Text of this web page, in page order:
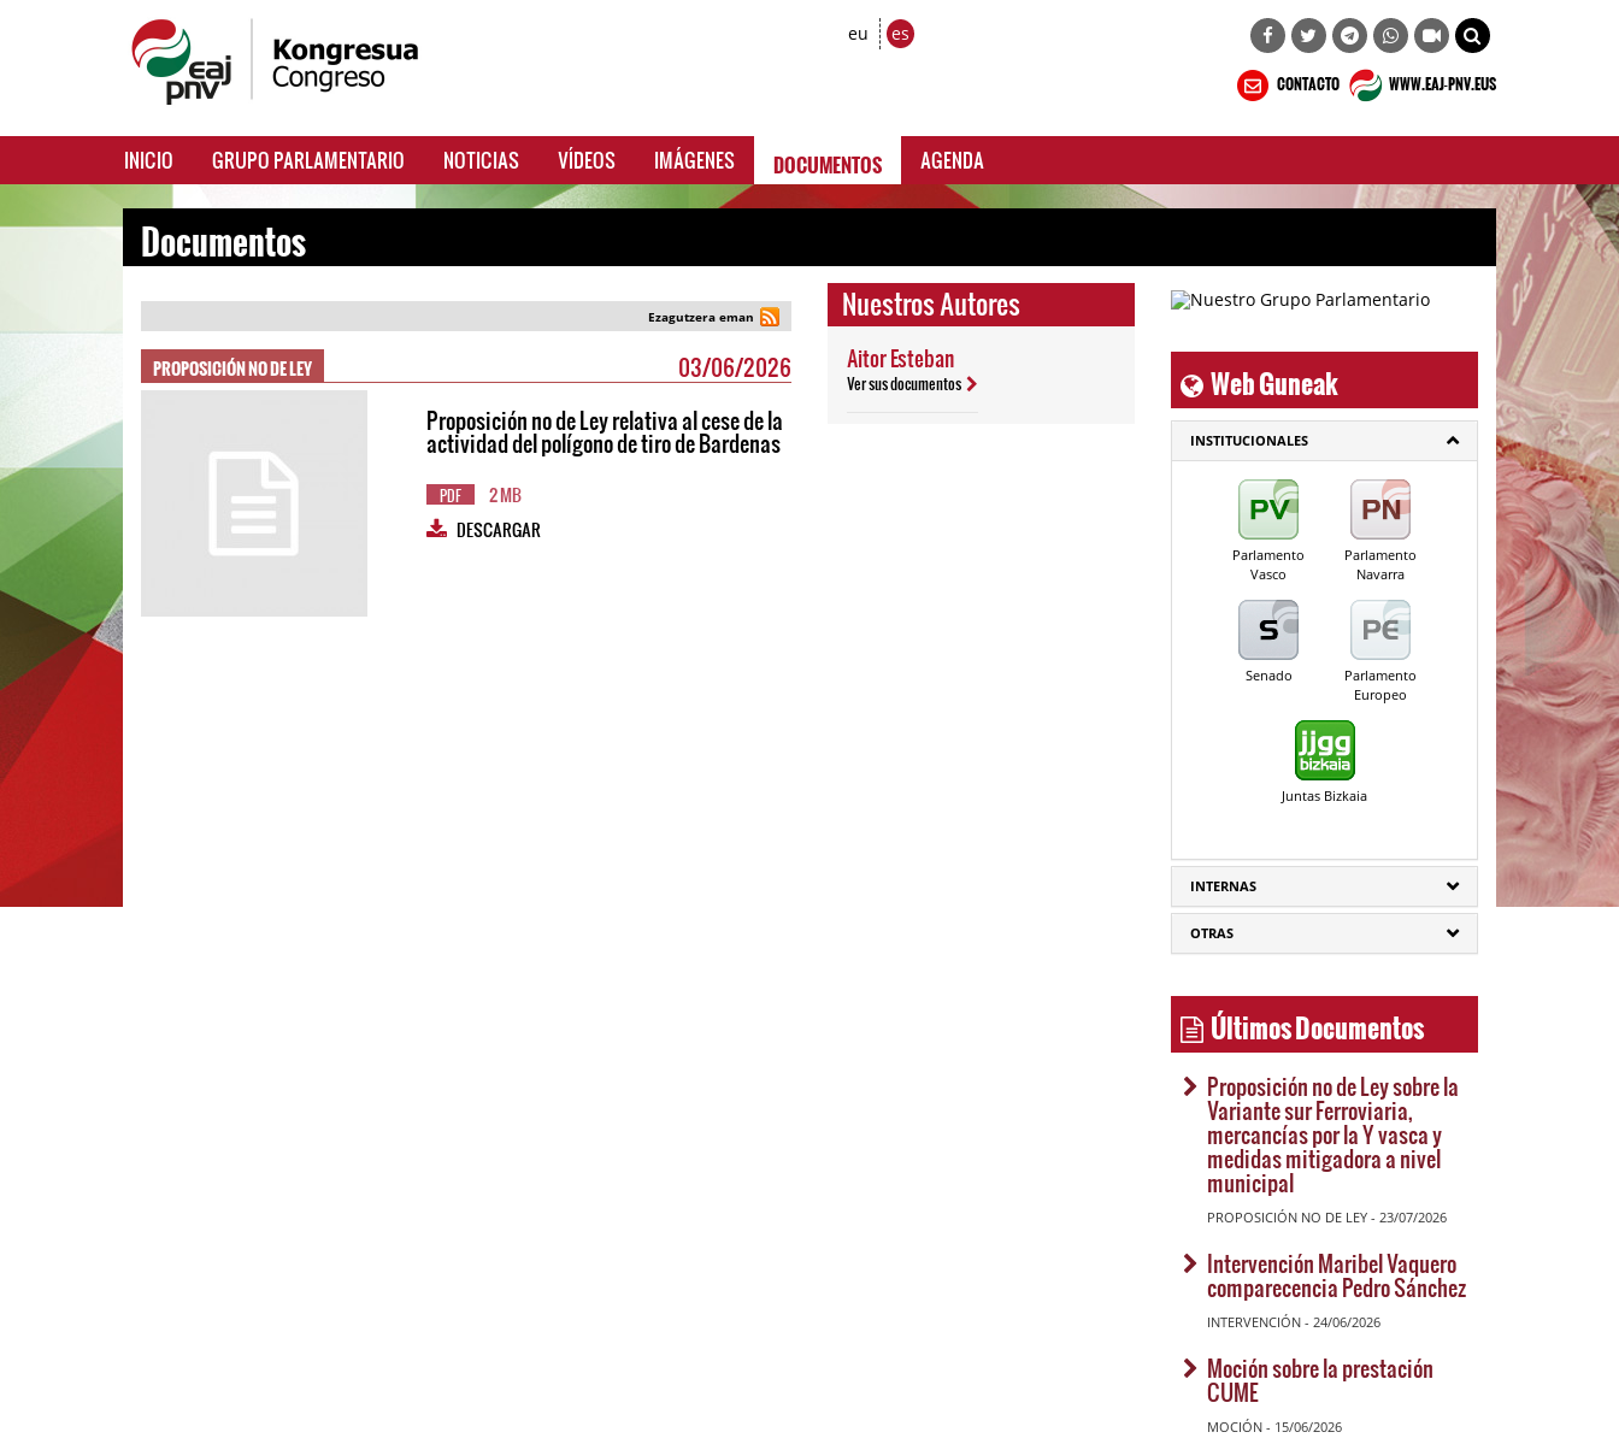
eu es
CONTACTO WWW.EAJ-PNV.EUS
INICIO GRUPO PARLAMENTARIO NOTICIAS VÍDEOS IMÁGENES DOCUMENTOS AGENDA
Documentos
Ezagutzera eman
PROPOSICIÓN NO DE LEY
03/06/2026
Proposición no de Ley relativa al cese de la
actividad del polígono de tiro de Bardenas
PDF
2 MB
DESCARGAR
Nuestros Autores
Aitor Esteban
Ver sus documentos Web Guneak
INSTITUCIONALES
Parlamento
Vasco
Parlamento
Navarra
Senado
Parlamento
Europeo
Juntas Bizkaia
INTERNAS
OTRAS
Últimos Documentos
Proposición no de Ley sobre la
Variante sur Ferroviaria,
mercancías por la Y vasca y
medidas mitigadora a nivel
municipal
PROPOSICIÓN NO DE LEY - 23/07/2026
Intervención Maribel Vaquero
comparecencia Pedro Sánchez
INTERVENCIÓN - 24/06/2026
Moción sobre la prestación
CUME
MOCIÓN - 15/06/2026